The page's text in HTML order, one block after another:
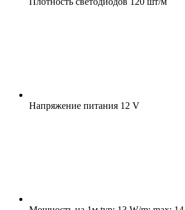
Напряжение питания 12 V